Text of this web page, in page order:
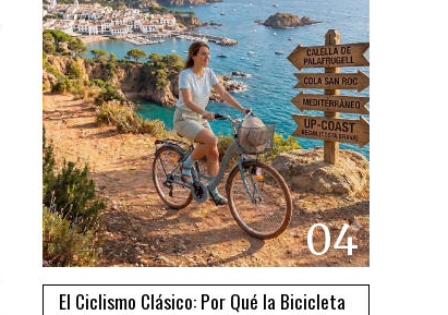
04
El Ciclismo Clásico: Por Qué la Bicicleta